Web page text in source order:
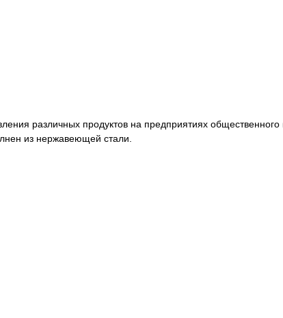
различных продуктов на предприятиях
из нержавеющей стали.